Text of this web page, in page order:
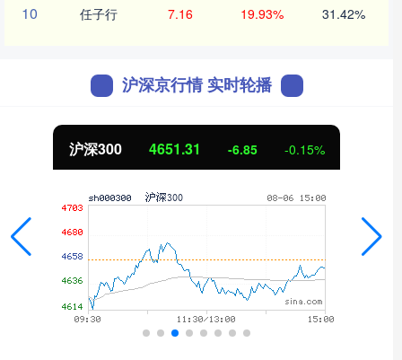
10 任子行 7.16 19.93% 31.42%
沪深京行情 实时轮播
沪深300 4651.31 -6.85 -0.15%